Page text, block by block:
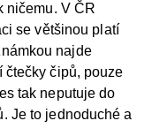
ničemu. V ČR
se většinou platí
najde
čtečky čipů, pouze
tak neputuje do
Je to jednoduché a